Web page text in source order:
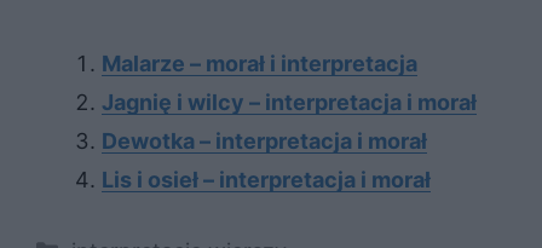
Malarze – morał i interpretacja
Jagnię i wilcy – interpretacja i morał
Dewotka – interpretacja i morał
Lis i osieł – interpretacja i morał